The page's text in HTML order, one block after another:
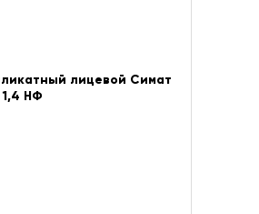
лицевой Симат
НФ